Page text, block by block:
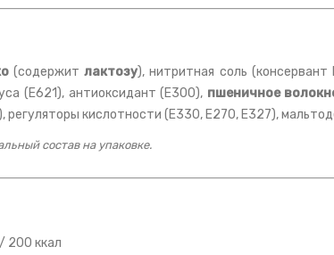
(содержитлактозу), нитритная соль
(E621), антиоксидант (E300), пшеничное
кислотности (E330, E270, E327),
состав на упаковке.
200 ккал